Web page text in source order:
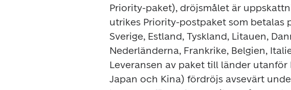
Priority-paket), dröjsmålet är
utrikes Priority-postpaket som betalas
Sverige, Estland, Tyskland, Litauen,
Leveransen av paket till länder utanför
Japan och Kina) fördröjs avsevärt